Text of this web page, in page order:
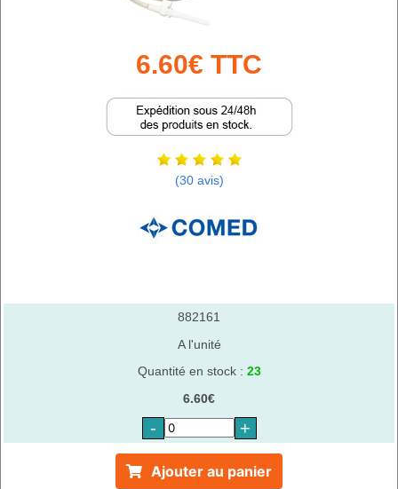
6.60€ TTC
(30 avis)
882161
A l'unité
Quantité en stock : 23
6.60€
- +
Ajouter au panier